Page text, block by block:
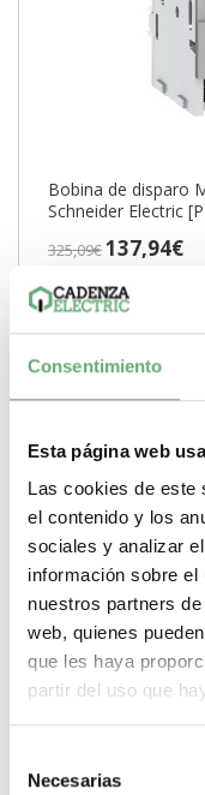
Consentimiento
Esta página web
Las cookies de este
el contenido y los
sociales y analizar
información sobre el
nuestros partners
web, quienes
que les haya
partir del uso que
Necesarias
Bobina de disparo
Schneider Electric
325,09€137,94€
disparo de Schneider
controlCorriente
-